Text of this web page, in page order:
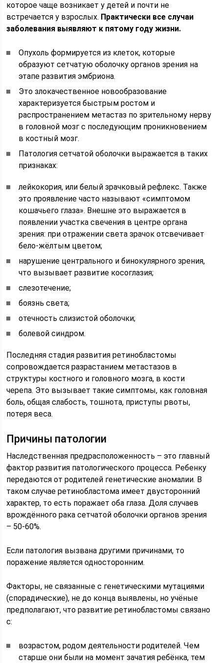
которое чаще возникает у детей и почти не
встречается у взрослых. Практически все случаи
заболевания выявляют к пятому году жизни.
Опухоль формируется из клеток, которые
образуют сетчатую оболочку органов зрения на
этапе развития эмбриона.
Это злокачественное новообразование
характеризуется быстрым ростом и
распространением метастаз по зрительному нерву
в головной мозг с последующим проникновением
в костный мозг.
Патология сетчатой оболочки выражается в таких
признаках:
лейкокория, или белый зрачковый рефлекс. Также
это проявление часто называют «симптомом
кошачьего глаза». Внешне это выражается в
появлении участка свечения в центре органа
зрения: при отражении света зрачок отсвечивает
бело-жёлтым цветом;
нарушение центрального и бинокулярного зрения,
что вызывает развитие косоглазия;
слезотечение;
боязнь света;
отечность слизистой оболочки;
болевой синдром.
Последняя стадия развития ретинобластомы
сопровождается разрастанием метастазов в
структуры костного и головного мозга, в кости
черепа. Это вызывает такие симптомы, как головная
боль, общая слабость, тошнота, приступы рвоты,
потеря веса.
Причины патологии
Наследственная предрасположенность – это главный
фактор развития патологического процесса. Ребенку
передаются от родителей генетические аномалии. В
таком случае ретинобластома имеет двусторонний
характер, то есть поражает оба глаза. Доля случаев
врождённого рака сетчатой оболочки органов зрения
– 50-60%.
Если патология вызвана другими причинами, то
поражение является односторонним.
Факторы, не связанные с генетическими мутациями
(спорадические), не до конца выявлены, но учёные
предполагают, что развитие ретинобластомы связано
с:
возрастом, родом деятельности родителей. Чем
старше они были на момент зачатия ребёнка, тем